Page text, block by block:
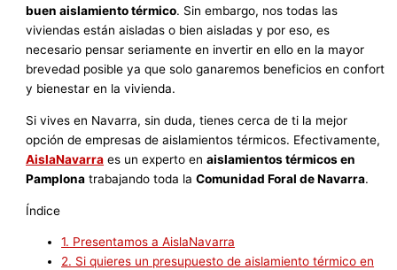
buen aislamiento térmico. Sin embargo, nos todas las
viviendas están aisladas o bien aisladas y por eso, es
necesario pensar seriamente en invertir en ello en la mayor
brevedad posible ya que solo ganaremos beneficios en confort
y bienestar en la vivienda.
Si vives en Navarra, sin duda, tienes cerca de ti la mejor
opción de empresas de aislamientos térmicos. Efectivamente,
AislaNavarra es un experto enaislamientos térmicos en
Pamplona trabajando toda laComunidad Foral de Navarra.
Índice
1. Presentamos a AislaNavarra
2. Si quieres un presupuesto de aislamiento térmico en